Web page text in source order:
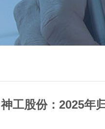
神工股份：2025年